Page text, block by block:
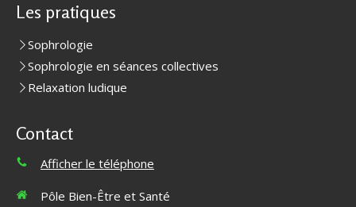
Les pratiques
Sophrologie
Sophrologie en séances collectives
Relaxation ludique
Contact
Afficher le téléphone
Pôle Bien-Être et Santé